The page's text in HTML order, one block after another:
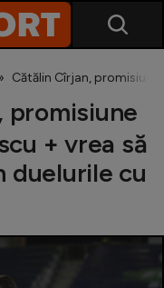
Cătălin Cîrjan, promisiune
promisiune
+ vrea să
duelurile cu